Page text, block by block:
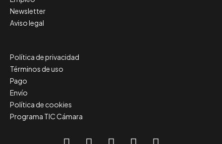
Newsletter
Aviso legal
Política de privacidad
Términos de uso
Pago
Envío
Política de cookies
Programa TIC Cámara